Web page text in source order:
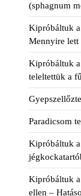
(sphagnum
Kipróbáltuk
Mennyire lett
Kipróbáltuk
teleltettük a
Paradicsom
Kipróbáltuk
Kipróbáltuk
ellen –